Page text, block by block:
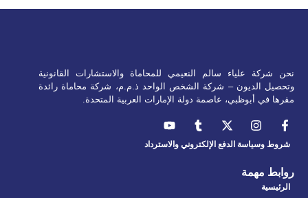
نحن شركة علياء سالم النعيمي للمحاماة والاستشارات القانونية
وتحصيل الديون – شركة الشخص الواحد ذ.م.م، شركة محاماة رائدة
مقرها في أبوظبي، عاصمة دولة الإمارات العربية المتحدة.
شروط وسياسة الدفع الإلكتروني والاسترداد
روابط مهمة
الرئيسية